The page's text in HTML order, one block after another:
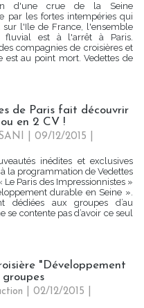
d'une crue de la Seine
par les fortes intempéries qui
sur l'Ile de France, l'ensemble
fluvial est à l'arrêt à Paris.
compagnies de croisières et
est au point mort. Vedettes de
de Paris fait découvrir
en 2 CV !
| 09/12/2015
inédites et exclusives
à la programmation de Vedettes
Le Paris des Impressionnistes »
durable en Seine ».
dédiées aux groupes d’au
se contente pas d’avoir ce seul
"Développement
groupes
| 02/12/2015